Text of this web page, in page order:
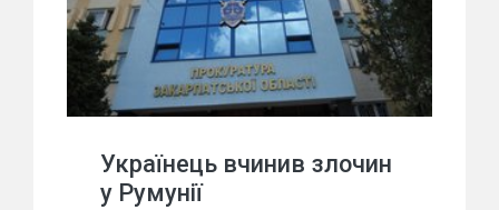
Українець вчинив злочин
у Румунії